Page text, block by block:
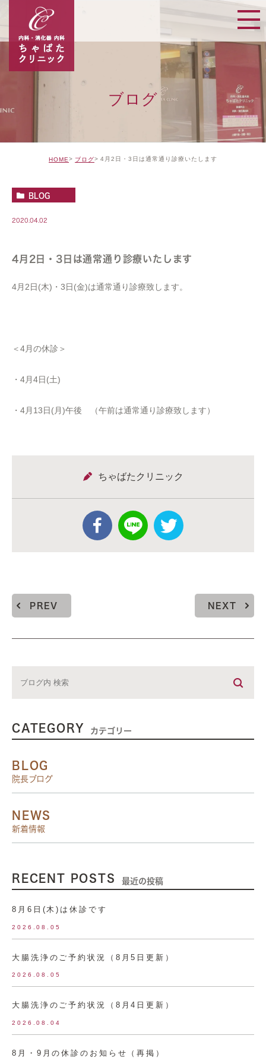
ブログ
HOME ブログ 4月2日・3日は通常通り診療いたします
BLOG
2020.04.02
4月2日・3日は通常通り診療いたします
4月2日(木)・3日(金)は通常通り診療致します。
＜4月の休診＞
・4月4日(土)
・4月13日(月)午後 （午前は通常通り診療致します）
ちゃばたクリニック
PREV NEXT
CATEGORY カテゴリー
BLOG
院長ブログ
NEWS
新着情報
RECENT POSTS 最近の投稿
8月6日(木)は休診です
2026.08.05
大腸洗浄のご予約状況（8月5日更新）
2026.08.05
大腸洗浄のご予約状況（8月4日更新）
2026.08.04
8月・9月の休診のお知らせ（再掲）